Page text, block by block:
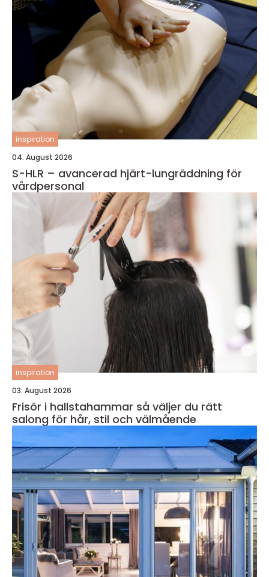
inspiration
04. August 2026
S-HLR – avancerad hjärt-lungräddning för
vårdpersonal
inspiration
03. August 2026
Frisör i hallstahammar så väljer du rätt
salong för hår, stil och välmående